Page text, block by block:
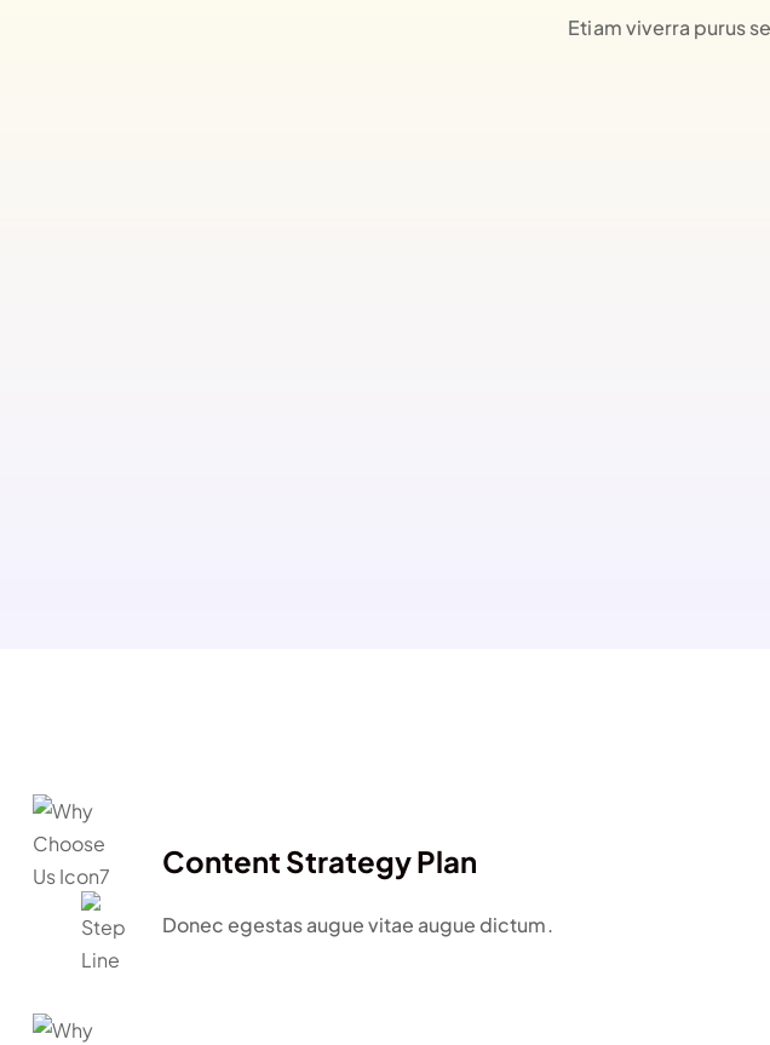
Etiam viverra purus
Content Strategy Plan
Donec egestas augue vitae augue dictum.